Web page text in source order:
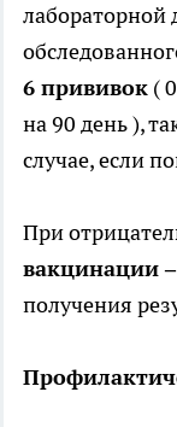
лабораторной
6 прививок (
на 90 день ),
случае, если
При
вакцинации
получения